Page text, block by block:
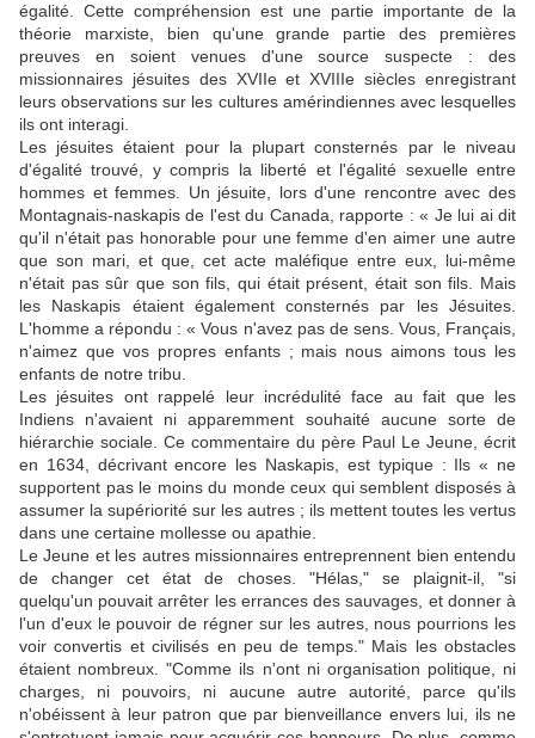
égalité. Cette compréhension est une partie importante de la
théorie marxiste, bien qu'une grande partie des premières
preuves en soient venues d'une source suspecte : des
missionnaires jésuites des XVIIe et XVIIIe siècles enregistrant
leurs observations sur les cultures amérindiennes avec lesquelles
ils ont interagi.
Les jésuites étaient pour la plupart consternés par le niveau
d'égalité trouvé, y compris la liberté et l'égalité sexuelle entre
hommes et femmes. Un jésuite, lors d'une rencontre avec des
Montagnais-naskapis de l'est du Canada, rapporte : « Je lui ai dit
qu'il n'était pas honorable pour une femme d'en aimer une autre
que son mari, et que, cet acte maléfique entre eux, lui-même
n'était pas sûr que son fils, qui était présent, était son fils. Mais
les Naskapis étaient également consternés par les Jésuites.
L'homme a répondu : « Vous n'avez pas de sens. Vous, Français,
n'aimez que vos propres enfants ; mais nous aimons tous les
enfants de notre tribu.
Les jésuites ont rappelé leur incrédulité face au fait que les
Indiens n'avaient ni apparemment souhaité aucune sorte de
hiérarchie sociale. Ce commentaire du père Paul Le Jeune, écrit
en 1634, décrivant encore les Naskapis, est typique : Ils « ne
supportent pas le moins du monde ceux qui semblent disposés à
assumer la supériorité sur les autres ; ils mettent toutes les vertus
dans une certaine mollesse ou apathie.
Le Jeune et les autres missionnaires entreprennent bien entendu
de changer cet état de choses. "Hélas," se plaignit-il, "si
quelqu'un pouvait arrêter les errances des sauvages, et donner à
l'un d'eux le pouvoir de régner sur les autres, nous pourrions les
voir convertis et civilisés en peu de temps." Mais les obstacles
étaient nombreux. "Comme ils n'ont ni organisation politique, ni
charges, ni pouvoirs, ni aucune autre autorité, parce qu'ils
n'obéissent à leur patron que par bienveillance envers lui, ils ne